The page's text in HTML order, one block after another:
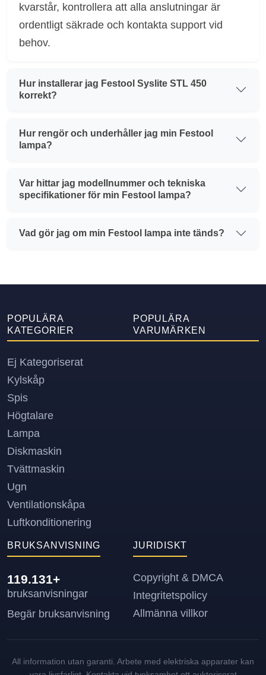
kvarstår, kontrollera att alla anslutningar är
ordentligt säkrade och kontakta support vid
behov.
Hur installerar jag Festool Syslite STL 450
korrekt?
Hur rengör och underhåller jag min Festool
lampa?
Var hittar jag modellnummer och tekniska
specifikationer för min Festool lampa?
Vad gör jag om min Festool lampa inte tänds?
POPULÄRA
KATEGORIER
Ej Kategoriserat
Kylskåp
Spis
Högtalare
Lampa
Diskmaskin
Tvättmaskin
Ugn
Ventilationskåpa
Luftkonditionering
POPULÄRA
VARUMÄRKEN
BRUKSANVISNING
119.131+
bruksanvisningar
Begär bruksanvisning
JURIDISKT
Copyright & DMCA
Integritetspolicy
Allmänna villkor
All information utan garanti. Arbete med elektriska apparater kan